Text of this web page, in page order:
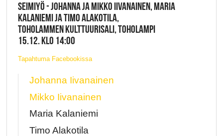
SEIMIYÖ - JOHANNA JA MIKKO IIVANAINEN, MARIA
KALANIEMI JA TIMO ALAKOTILA,
TOHOLAMMEN KULTTUURISALI, TOHOLAMPI
15.12. KLO 14:00
Tapahtuma Facebookissa
Johanna Iivanainen
Mikko Iivanainen
Maria Kalaniemi
Timo Alakotila